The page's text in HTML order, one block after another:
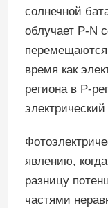
солнечной
облучает P-N
перемещаются
время как
региона в P-
электрический
явлению,
разницу
частями